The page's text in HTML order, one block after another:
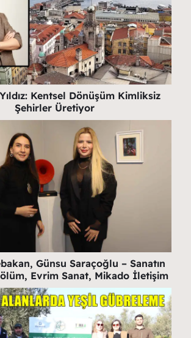
Kentsel Dönüşüm Kimliksiz
Şehirler Üretiyor
Günsu Saraçoğlu – Sanatın
Evrim Sanat, Mikado İletişim